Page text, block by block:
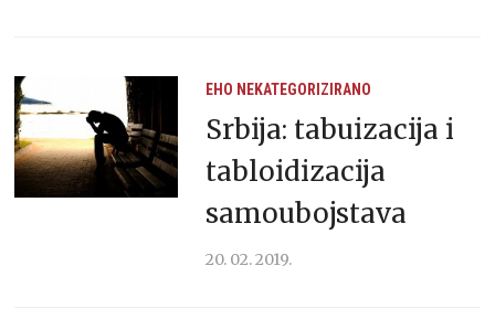
EHO NEKATEGORIZIRANO
Srbija: tabuizacija i
tabloidizacija
samoubojstava
20. 02. 2019.